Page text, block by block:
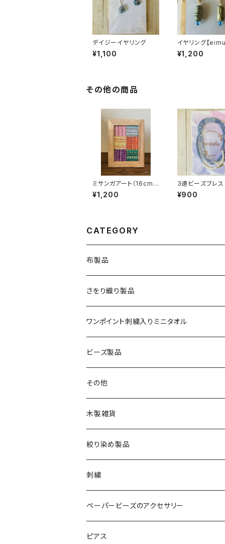
デイジーイヤリング
¥1,100
イヤリング【
セサリー部】
¥1,200
その他の商品
ミサンガアート（16cm×
12cm）
¥1,200
3連ビーズブレス
¥900
CATEGORY
布製品
さをり織り製品
ワンポイント刺繍入りミニタオル
ビーズ製品
その他
木製雑貨
絞り染め製品
刺繍
ペーパービーズのアクセサリー
ピアス